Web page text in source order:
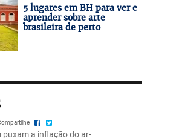
5 lugares em BH para ver e
aprender sobre arte
brasileira de perto
puxam a inflação do ar-